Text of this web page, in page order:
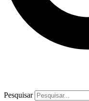
Pesquisar